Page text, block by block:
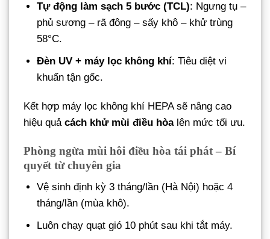
Tự động làm sạch 5 bước (TCL): Ngưng tụ –
phủ sương – rã đông – sấy khô – khử trùng
58°C.
Đèn UV + máy lọc không khí: Tiêu diệt vi
khuẩn tận gốc.
Kết hợp máy lọc không khí HEPA sẽ nâng cao
hiệu quả cách khử mùi điều hòalên mức tối ưu.
Phòng ngừa mùi hôi điều hòa tái phát – Bí
quyết từ chuyên gia
Vệ sinh định kỳ 3 tháng/lần (Hà Nội) hoặc 4
tháng/lần (mùa khô).
Luôn chạy quạt gió 10 phút sau khi tắt máy.